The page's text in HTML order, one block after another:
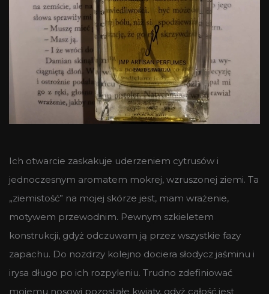
Ich otwarcie zaskakuje uderzeniem cytrusów i
jednoczesnym aromatem mokrej, wzruszonej ziemi. Ta
„ziemistość” na mojej skórze jest, mam wrażenie,
motywem przewodnim. Pewnym szkieletem
konstrukcji, gdyż odczuwam ją przez wszystkie fazy
zapachu. Do nozdrzy kolejno dociera słodycz jaśminu i
irysa długo po ich rozpyleniu. Trudno zdefiniować
mojemu nosowi pozostałe kwiaty, gdyż całość jest